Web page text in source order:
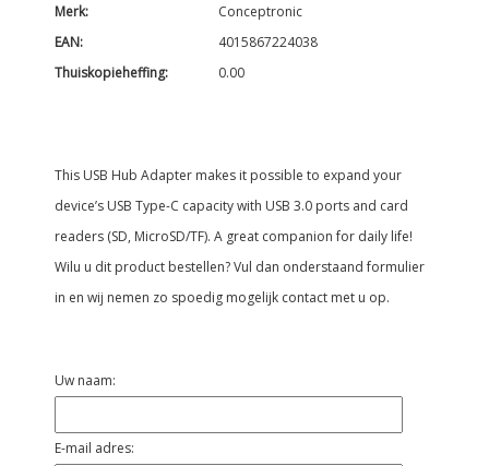
Merk:
Conceptronic
EAN:
4015867224038
Thuiskopieheffing:
0.00
This USB Hub Adapter makes it possible to expand your
device’s USB Type-C capacity with USB 3.0 ports and card
readers (SD, MicroSD/TF). A great companion for daily life!
Wilu u dit product bestellen? Vul dan onderstaand formulier
in en wij nemen zo spoedig mogelijk contact met u op.
Uw naam:
E-mail adres: